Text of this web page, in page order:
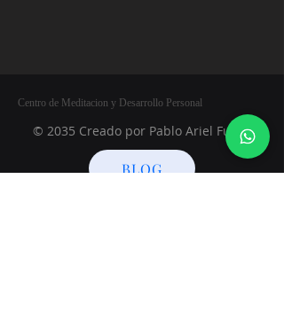
Centro de Meditacion y Desarrollo Personal
© 2035 Creado por Pablo Ariel Funes
BLOG